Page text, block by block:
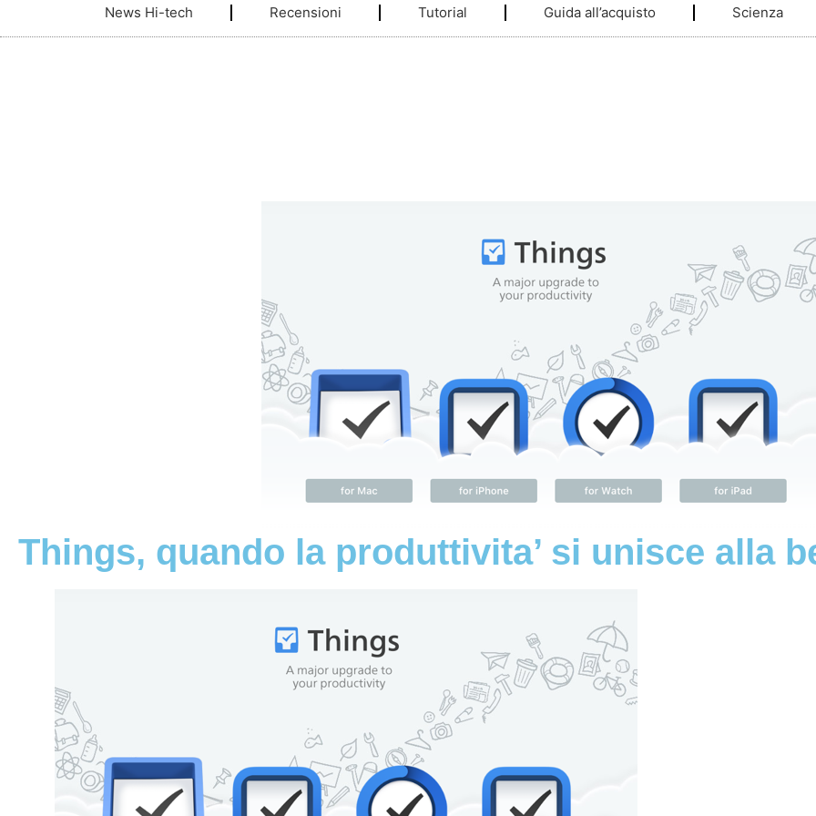
News Hi-tech Recensioni Tutorial Guida all’acquisto Scienza
Things, quando la produttivita’ si unisce alla